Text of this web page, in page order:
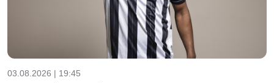
03.08.2026 | 19:45